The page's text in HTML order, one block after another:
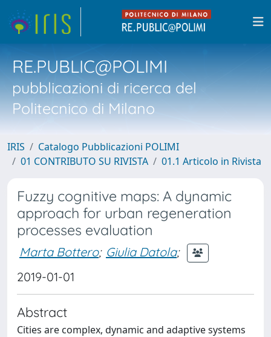
RE.PUBLIC@POLIMI
pubblicazioni di ricerca del
Politecnico di Milano
IRIS
Catalogo Pubblicazioni POLIMI
01 CONTRIBUTO SU RIVISTA
01.1 Articolo in Rivista
Fuzzy cognitive maps: A dynamic
approach for urban regeneration
processes evaluation
Marta Bottero; Giulia Datola;
2019-01-01
Abstract
Cities are complex, dynamic and adaptive systems